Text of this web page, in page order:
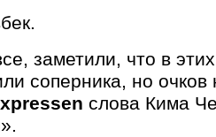
заметили, что в
соперника, но
слова Кима